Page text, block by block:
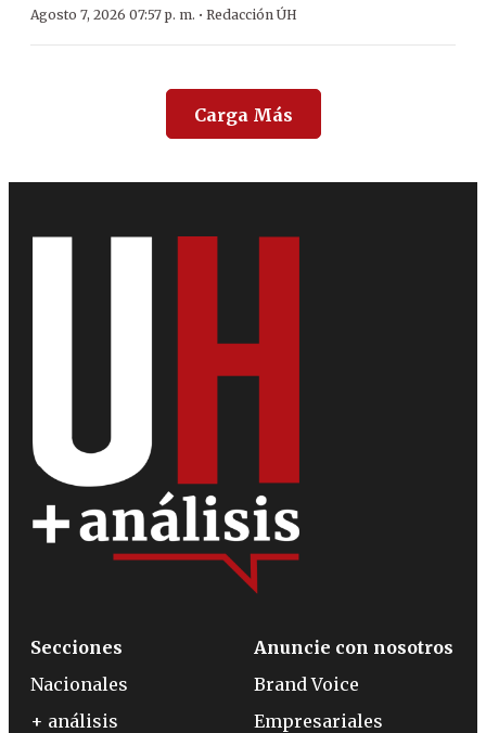
Agosto 7, 2026 07:57 p. m. · Redacción ÚH
Carga Más
Secciones
Nacionales
+ análisis
Anuncie con nosotros
Brand Voice
Empresariales